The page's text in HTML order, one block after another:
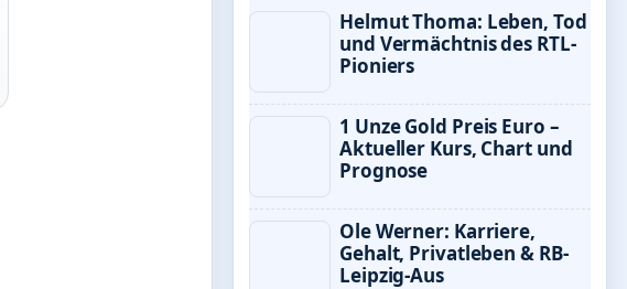
Helmut Thoma: Leben, Tod
und Vermächtnis des RTL-
Pioniers
1 Unze Gold Preis Euro –
Aktueller Kurs, Chart und
Prognose
Ole Werner: Karriere,
Gehalt, Privatleben & RB-
Leipzig-Aus